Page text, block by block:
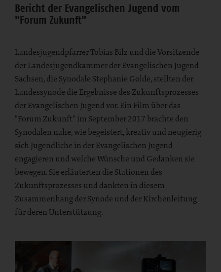
Bericht der Evangelischen Jugend vom
"Forum Zukunft"
Landesjugendpfarrer Tobias Bilz und die Vorsitzende
der Landesjugendkammer der Evangelischen Jugend
Sachsen, die Synodale Stephanie Golde, stellten der
Landessynode die Ergebnisse des Zukunftsprozesses
der Evangelischen Jugend vor. Ein Film über das
"Forum Zukunft" im September 2017 brachte den
Synodalen nahe, wie begeistert, kreativ und neugierig
sich Jugendliche in der Evangelischen Jugend
engagieren und welche Wünsche und Gedanken sie
bewegen. Sie erläuterten die Stationen des
Zukunftsprozesses und dankten in diesem
Zusammenhang der Synode und der Kirchenleitung
für deren Unterstützung.